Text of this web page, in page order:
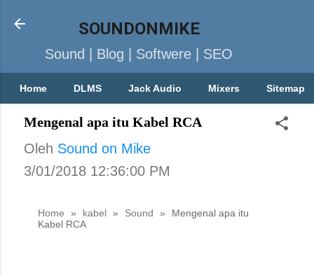
SOUNDONMIKE
Sound | Blog | Softwere | SEO
Home DLMS Jack Audio Mixers Sitemap
Mengenal apa itu Kabel RCA
Oleh Sound on Mike
3/01/2018 12:36:00 PM
Home » kabel » Sound »
Mengenal apa itu
Kabel RCA